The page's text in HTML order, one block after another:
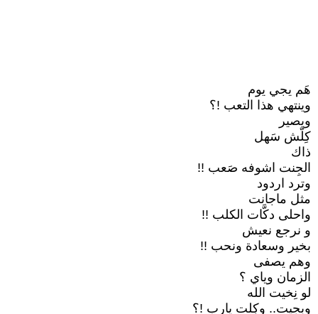
هَم يجي يوم
وينتهي هذا التعب !؟
ويصير
كِلّش سَهل
ذاك
الجِنت اشوفه صَعب !!
وترد اردود
مثل ماجانت
واحلى دكَّات الكلب !!
و نرجع نعيش
بخير وسعادة ونحب !!
وهم يصفى
الزمان وياي ؟
لو نِخيت الله
وبجيت.. وكِلت يارب !؟